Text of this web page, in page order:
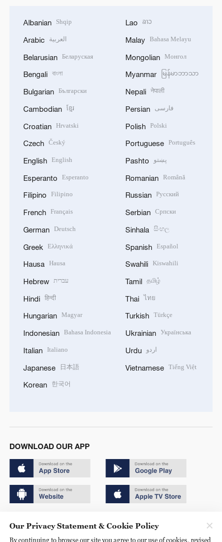
Albanian Shqip
Arabic العربية
Belarusian Беларуская
Bengali বাংলা
Bulgarian Български
Cambodian ខ្មែរ
Croatian Hrvatski
Czech Český
English English
Esperanto Esperanto
Filipino Filipino
French Français
German Deutsch
Greek Ελληνικά
Hausa Hausa
Hebrew עברית
Hindi हिन्दी
Hungarian Magyar
Indonesian Bahasa Indonesia
Italian Italiano
Japanese 日本語
Korean 한국어
Lao ລາວ
Malay Bahasa Melayu
Mongolian Монгол
Myanmar မြန်မာဘာသာ
Nepali नेपाली
Persian فارسی
Polish Polski
Portuguese Português
Pashto پښتو
Romanian Română
Russian Русский
Serbian Српски
Sinhala සිංහල
Spanish Español
Swahili Kiswahili
Tamil தமிழ்
Thai ไทย
Turkish Türkçe
Ukrainian Українська
Urdu اردو
Vietnamese Tiếng Việt
DOWNLOAD OUR APP
京ICP备20000184号
Our Privacy Statement & Cookie Policy
By continuing to browse our site you agree to our use of cookies, revised